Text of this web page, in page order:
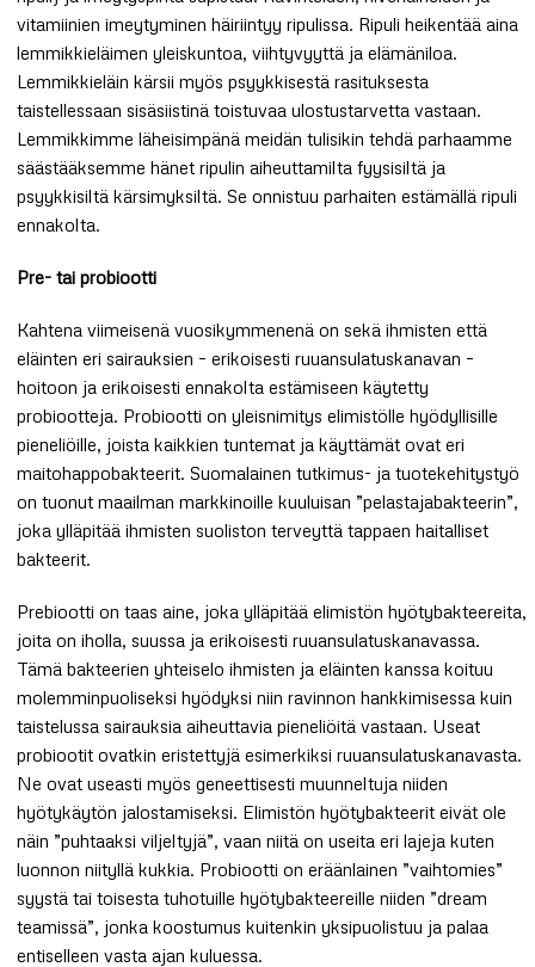
vitamiinien imeytyminen häiriintyy ripulissa. Ripuli heikentää aina
lemmikkieläimen yleiskuntoa, viihtyvyyttä ja elämäniloa.
Lemmikkieläin kärsii myös psyykkisestä rasituksesta
taistellessaan sisäsiistinä toistuvaa ulostustarvetta vastaan.
Lemmikkimme läheisimpänä meidän tulisikin tehdä parhaamme
säästääksemme hänet ripulin aiheuttamilta fyysisiltä ja
psyykkisiltä kärsimyksiltä. Se onnistuu parhaiten estämällä ripuli
ennakolta.
Pre- tai probiootti
Kahtena viimeisenä vuosikymmenenä on sekä ihmisten että
eläinten eri sairauksien – erikoisesti ruuansulatuskanavan –
hoitoon ja erikoisesti ennakolta estämiseen käytetty
probiootteja. Probiootti on yleisnimitys elimistölle hyödyllisille
pieneliöille, joista kaikkien tuntemat ja käyttämät ovat eri
maitohappobakteerit. Suomalainen tutkimus- ja tuotekehitystyö
on tuonut maailman markkinoille kuuluisan ”pelastajabakteerin”,
joka ylläpitää ihmisten suoliston terveyttä tappaen haitalliset
bakteerit.
Prebiootti on taas aine, joka ylläpitää elimistön hyötybakteereita,
joita on iholla, suussa ja erikoisesti ruuansulatuskanavassa.
Tämä bakteerien yhteiselo ihmisten ja eläinten kanssa koituu
molemminpuoliseksi hyödyksi niin ravinnon hankkimisessa kuin
taistelussa sairauksia aiheuttavia pieneliöitä vastaan. Useat
probiootit ovatkin eristettyjä esimerkiksi ruuansulatuskanavasta.
Ne ovat useasti myös geneettisesti muunneltuja niiden
hyötykäytön jalostamiseksi. Elimistön hyötybakteerit eivät ole
näin ”puhtaaksi viljeltyjä”, vaan niitä on useita eri lajeja kuten
luonnon niityllä kukkia. Probiootti on eräänlainen ”vaihtomies”
syystä tai toisesta tuhotuille hyötybakteereille niiden ”dream
teamissä”, jonka koostumus kuitenkin yksipuolistuu ja palaa
entiselleen vasta ajan kuluessa.